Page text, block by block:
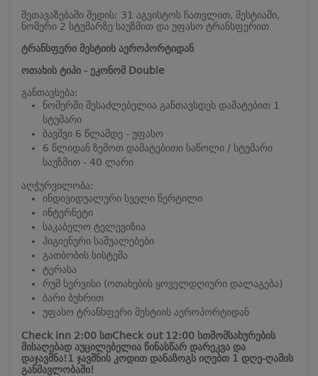
შეთავაზებაში შედის: 31 აგვისტოს ჩათვლით, მესტიაში,
ნომერი 2 სტუმარზე საუზმით და უფასო ტრანსფერით
ტრანსფერი მესტიის აეროპორტიდან
ოთახის ტიპი - ეკონომ Double
განთავსება:
ნომერში შესაძლებელია განთავსდეს დამატებით 1
სტუმარი
ბავშვი 6 წლამდე - უფასო
6 წლიდან ზემოთ დამატებითი საწოლი / სტუმარი
საუზმით - 40 ლარი
აღჭურვილობა:
ინდივიდუალური სველი წერტილი
ინტერნეტი
საკაბელო ტელევიზია
ჰიგიენური საშუალებები
გათბობის სისტემა
ტერასა
რუმ სერვისი (ოთახების ყოველდღიური დალაგება)
ბარი ბუხრით
უფასო ტრანსფერი მესტიის აეროპორტიდან
Check inn 2:00 სთCheck out 12:00 სთმომსახურების
მისაღებად აუცილებელია წინასწარ დარეკვა და
დაჯავშნა!1 ჯავშნის კოდით დანაზოგს იღებთ 1 დღე-ღამის
განმავლობაში!